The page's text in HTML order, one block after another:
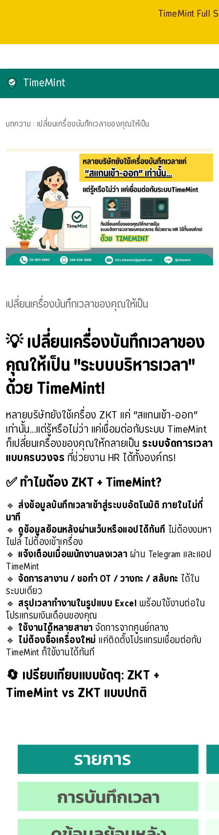
TimeMint Full
TimeMint
บทความ : เปลี่ยนเครื่องบันทึกเวลาของคุณให้เป็น
เปลี่ยนเครื่องบันทึกเวลาของคุณให้เป็น
💡 เปลี่ยนเครื่องบันทึกเวลาของ
คุณให้เป็น "ระบบบริหารเวลา"
ด้วย TimeMint!
หลายบริษัทยังใช้เครื่อง ZKT แค่ “สแกนเข้า-ออก”
เท่านั้น...แต่รู้หรือไม่ว่า แค่เชื่อมต่อกับระบบ TimeMint
ก็เปลี่ยนเครื่องของคุณให้กลายเป็นระบบจัดการเวลา
แบบครบวงจรที่ช่วยงาน HR ได้ทั้งองค์กร!
✅ ทำไมต้อง ZKT + TimeMint?
🔹 ส่งข้อมูลบันทึกเวลาเข้าสู่ระบบอัตโนมัติ ภายในไม่กี่
นาที
🔹 ดูข้อมูลย้อนหลังผ่านเว็บหรือแอปได้ทันทีไม่ต้องงมหา
ไฟล์ ไม่ต้องเข้าเครื่อง
🔹 แจ้งเตือนเมื่อพนักงานลงเวลาผ่าน Telegram และแอป
TimeMint
🔹 จัดการลางาน / ขอทำ OT / วางกะ / สลับกะได้ใน
ระบบเดียว
🔹 สรุปเวลาทำงานในรูปแบบ Excelพร้อมใช้งานต่อใน
โปรแกรมเงินเดือนของคุณ
🔹 ใช้งานได้หลายสาขาจัดการจากศูนย์กลาง
🔹 ไม่ต้องซื้อเครื่องใหม่ แค่ติดตั้งโปรแกรมเชื่อมต่อกับ
TimeMint ก็ใช้งานได้ทันที
🔄 เปรียบเทียบแบบชัดๆ: ZKT +
TimeMint vs ZKT แบบปกติ